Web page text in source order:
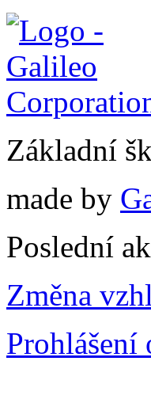
Základní
made by
Poslední
Změna
Prohlášení